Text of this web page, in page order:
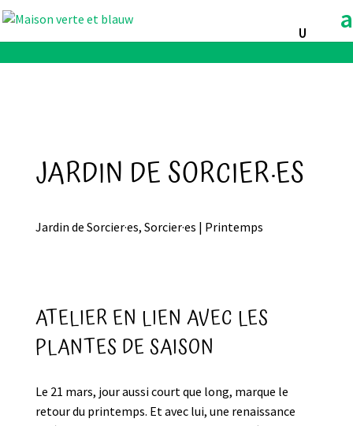
JARDIN DE SORCIER·ES
Jardin de Sorcier·es, Sorcier·es | Printemps
ATELIER EN LIEN AVEC LES
PLANTES DE SAISON
Le 21 mars, jour aussi court que long, marque le
retour du printemps. Et avec lui, une renaissance